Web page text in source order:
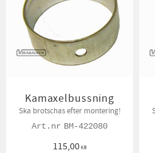
Kamaxelbussning
Ska brotschas efter montering!
BM-422080
115,00KR